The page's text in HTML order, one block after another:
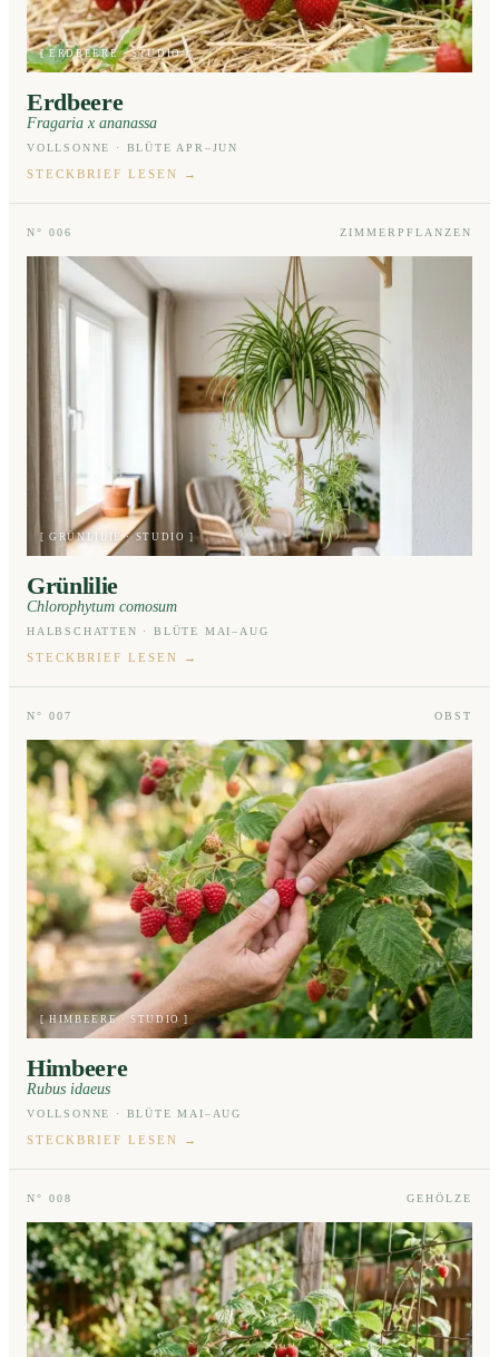
[ ERDBEERE · STUDIO ]
Erdbeere
Fragaria x ananassa
VOLLSONNE · BLÜTE APR–JUN
STECKBRIEF LESEN →
N° 006 ZIMMERPFLANZEN
[ GRÜNLILIE · STUDIO ]
Grünlilie
Chlorophytum comosum
HALBSCHATTEN · BLÜTE MAI–AUG
STECKBRIEF LESEN →
N° 007 OBST
[ HIMBEERE · STUDIO ]
Himbeere
Rubus idaeus
VOLLSONNE · BLÜTE MAI–AUG
STECKBRIEF LESEN →
N° 008 GEHÖLZE